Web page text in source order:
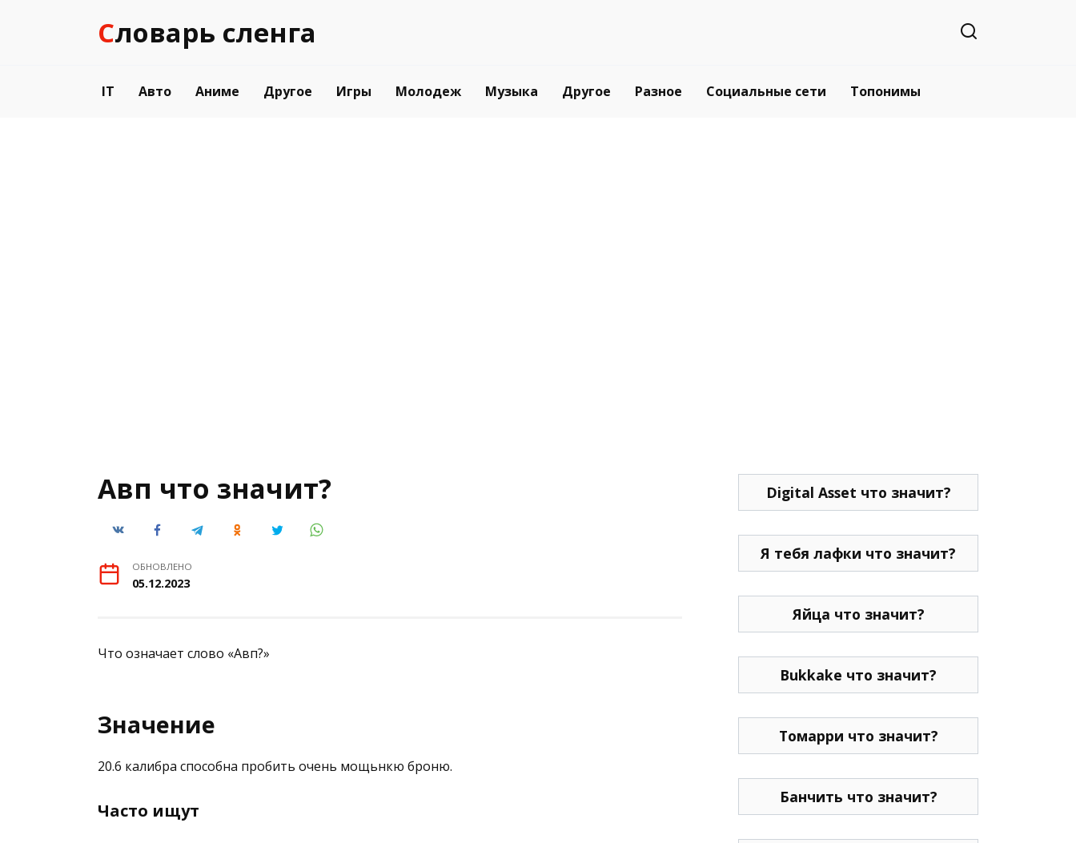
Словарь сленга
IT Авто Аниме Другое Игры Молодеж Музыка Другое Разное Социальные сети Топонимы
Авп что значит?
ОБНОВЛЕНО
05.12.2023
Что означает слово «Авп?»
Значение
20.6 калибра способна пробить очень мощьнкю броню.
Часто ищут
Digital Asset что значит?
Я тебя лафки что значит?
Яйца что значит?
Bukkake что значит?
Томарри что значит?
Банчить что значит?